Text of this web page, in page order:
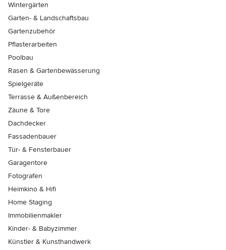
Wintergärten
Garten- & Landschaftsbau
Gartenzubehör
Pflasterarbeiten
Poolbau
Rasen & Gartenbewässerung
Spielgeräte
Terrasse & Außenbereich
Zäune & Tore
Dachdecker
Fassadenbauer
Tür- & Fensterbauer
Garagentore
Fotografen
Heimkino & Hifi
Home Staging
Immobilienmakler
Kinder- & Babyzimmer
Künstler & Kunsthandwerk